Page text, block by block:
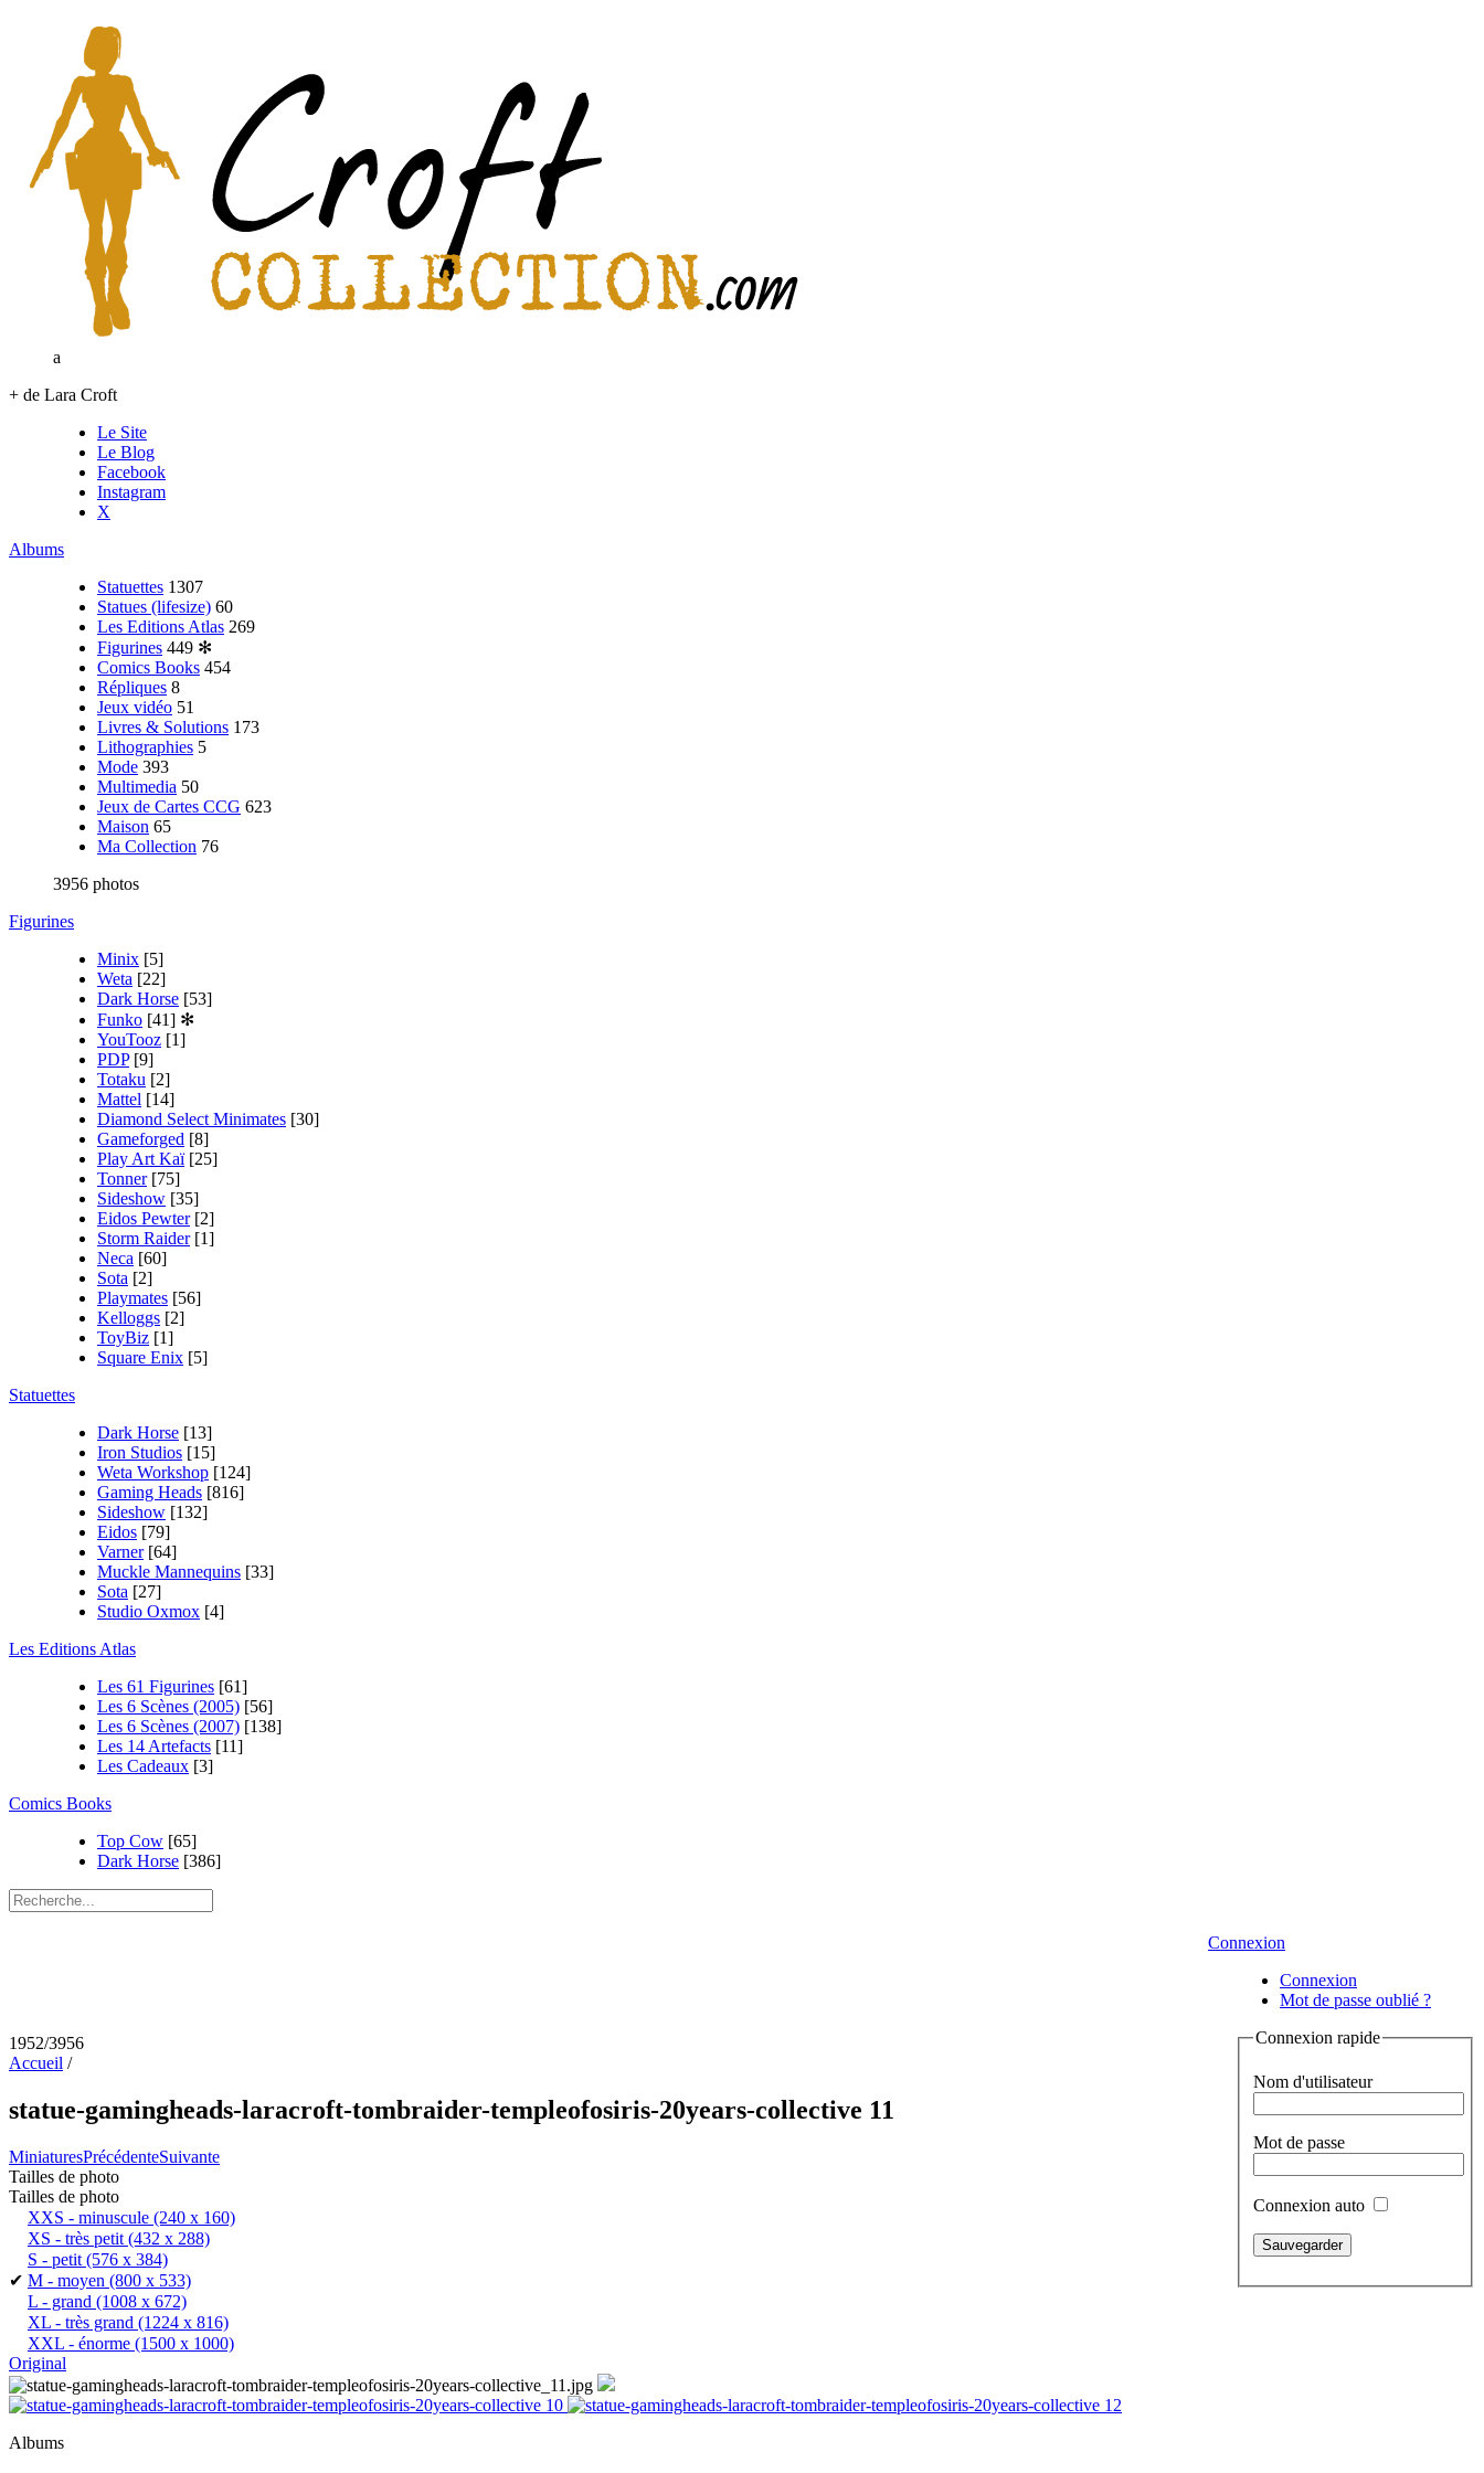
a
+ de Lara Croft
Le Site
Le Blog
Facebook
Instagram
X
Albums
Statuettes 1307
Statues (lifesize) 60
Les Editions Atlas 269
Figurines 449 ✻
Comics Books 454
Répliques 8
Jeux vidéo 51
Livres & Solutions 173
Lithographies 5
Mode 393
Multimedia 50
Jeux de Cartes CCG 623
Maison 65
Ma Collection 76
3956 photos
Figurines
Minix [5]
Weta [22]
Dark Horse [53]
Funko [41] ✻
YouTooz [1]
PDP [9]
Totaku [2]
Mattel [14]
Diamond Select Minimates [30]
Gameforged [8]
Play Art Kaï [25]
Tonner [75]
Sideshow [35]
Eidos Pewter [2]
Storm Raider [1]
Neca [60]
Sota [2]
Playmates [56]
Kelloggs [2]
ToyBiz [1]
Square Enix [5]
Statuettes
Dark Horse [13]
Iron Studios [15]
Weta Workshop [124]
Gaming Heads [816]
Sideshow [132]
Eidos [79]
Varner [64]
Muckle Mannequins [33]
Sota [27]
Studio Oxmox [4]
Les Editions Atlas
Les 61 Figurines [61]
Les 6 Scènes (2005) [56]
Les 6 Scènes (2007) [138]
Les 14 Artefacts [11]
Les Cadeaux [3]
Comics Books
Top Cow [65]
Dark Horse [386]
Connexion
Connexion
Mot de passe oublié ?
Connexion rapide
Nom d'utilisateur
Mot de passe
Connexion auto
1952/3956
Accueil /
statue-gamingheads-laracroft-tombraider-templeofosiris-20years-collective 11
MiniaturesPrécédenteSuivante
Tailles de photo
Tailles de photo
XXS - minuscule (240 x 160)
XS - très petit (432 x 288)
S - petit (576 x 384)
✔ M - moyen (800 x 533)
L - grand (1008 x 672)
XL - très grand (1224 x 816)
XXL - énorme (1500 x 1000)
Original
Albums